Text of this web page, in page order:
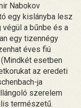
Nabokov
egy kislányba lesz
a bűnbe és a
egy tizennégy
éves fiú
esetben
az eredeti
ja
szerelem
természetű.